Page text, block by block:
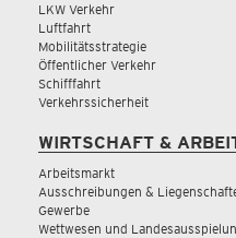
LKW Verkehr
Luftfahrt
Mobilitätsstrategie
Öffentlicher Verkehr
Schifffahrt
Verkehrssicherheit
WIRTSCHAFT &
Arbeitsmarkt
Ausschreibungen &
Gewerbe
Wettwesen und